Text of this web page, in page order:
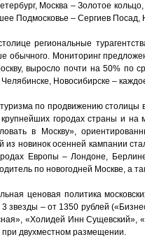
Москва – Золотое
Подмосковье – Сергиев
региональные
Мониторинг
выросло почти на 50%
Новосибирске –
по продвижению столицы
городах страны и на
в Москву»,
новинок осенней кампании
Европы – Лондоне,
по новогодней Москве, а
ценовая политика
звезды – от 1350 рублей
«Холидей Инн Сущевский»,
при двухместном размещении.